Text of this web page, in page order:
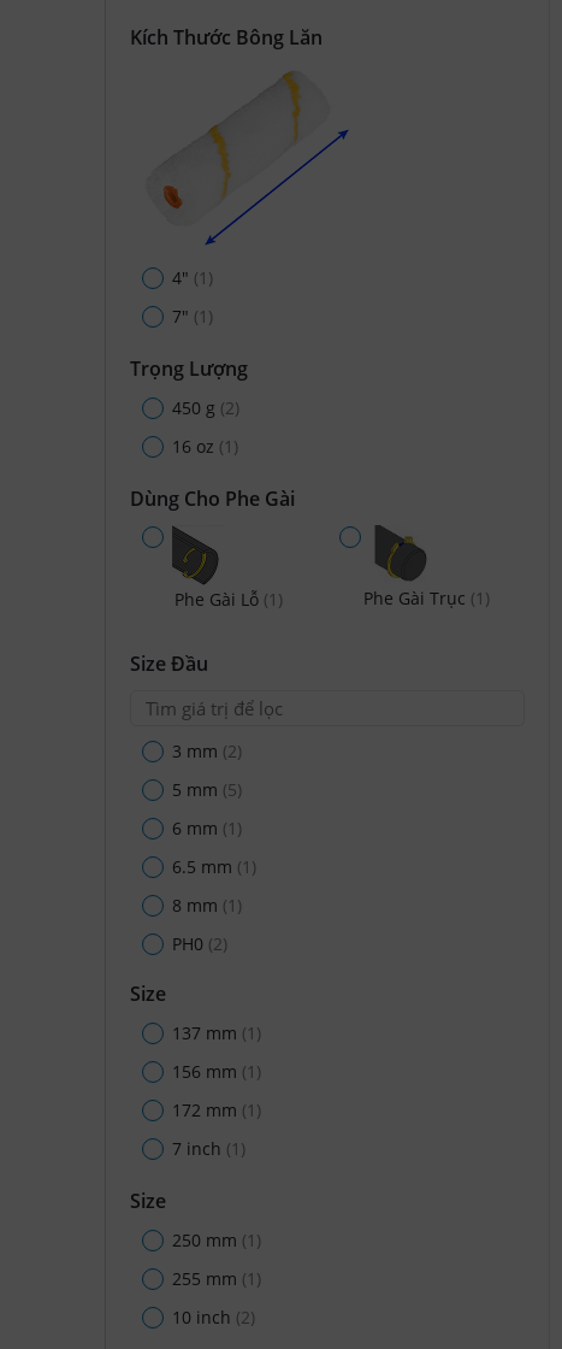
Kích Thước Bông Lăn
4" (1)
7" (1)
Trọng Lượng
450 g (2)
16 oz (1)
Dùng Cho Phe Gài
Phe Gài Lỗ (1) Phe Gài Trục (1)
Size Đầu
3 mm (2)
5 mm (5)
6 mm (1)
6.5 mm (1)
8 mm (1)
PH0 (2)
Size
137 mm (1)
156 mm (1)
172 mm (1)
7 inch (1)
Size
250 mm (1)
255 mm (1)
10 inch (2)